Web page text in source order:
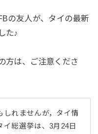
の友人が、タイの最新
た♪
は、ご注意くださ
しれませんが，タイ情
総選挙は、3月24日